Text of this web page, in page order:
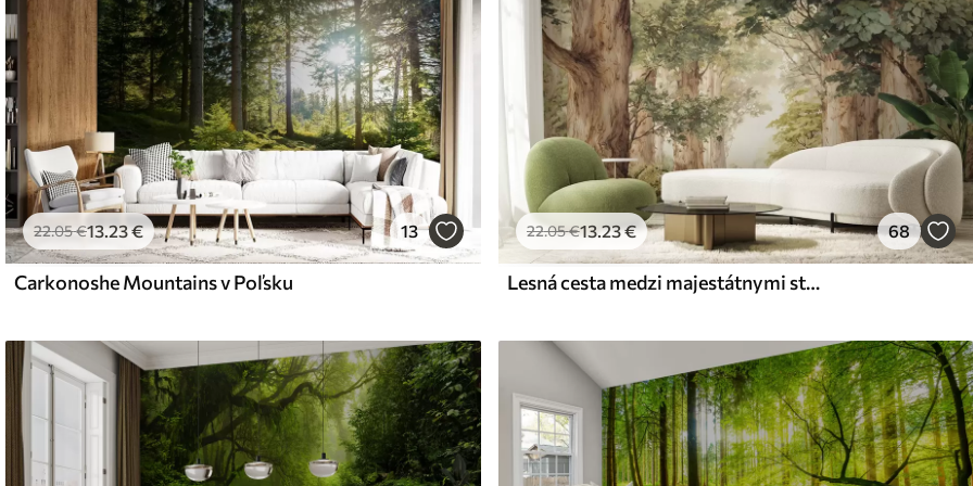
.6734.00 €/m²
and Stick
49.00€/m²
22.05€13.23€ 13
Carkonoshe Mountains v Poľsku
22.05€13.23€ 68
Lesná cesta medzi majestátnymi stromami v akvarelovom štýle